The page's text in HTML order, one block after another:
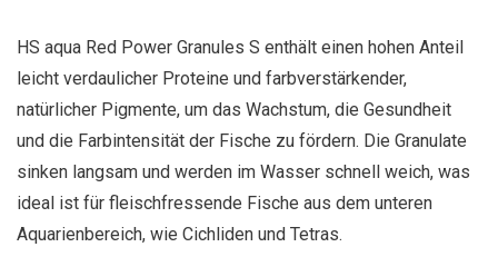
HS aqua Red Power Granules S enthält einen hohen Anteil
leicht verdaulicher Proteine und farbverstärkender,
natürlicher Pigmente, um das Wachstum, die Gesundheit
und die Farbintensität der Fische zu fördern. Die Granulate
sinken langsam und werden im Wasser schnell weich, was
ideal ist für fleischfressende Fische aus dem unteren
Aquarienbereich, wie Cichliden und Tetras.